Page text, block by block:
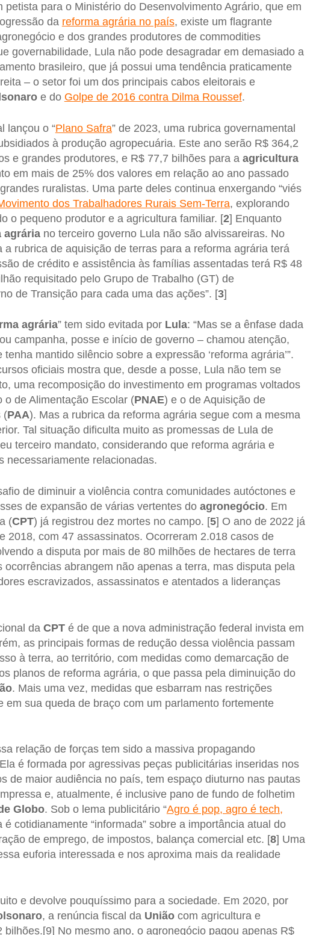
para o Ministério do Desenvolvimento Agrário, que em
da reforma agrária no país, existe um flagrante
e dos grandes produtores de commodities
governabilidade, Lula não pode desagradar em demasiado a
brasileiro, que já possui uma tendência praticamente
– o setor foi um dos principais cabos eleitorais e
e do Golpe de 2016 contra Dilma Roussef.
lançou o “Plano Safra” de 2023, uma rubrica governamental
à produção agropecuária. Este ano serão R$ 364,2
e grandes produtores, e R$ 77,7 bilhões para a agricultura
em mais de 25% dos valores em relação ao ano passado
ruralistas. Uma parte deles continua enxergando “viés
dos Trabalhadores Rurais Sem-Terra, explorando
o pequeno produtor e a agricultura familiar. [2] Enquanto
agráriano terceiro governo Lula não são alvissareiras. No
rubrica de aquisição de terras para a reforma agrária terá
de crédito e assistência às famílias assentadas terá R$ 48
requisitado pelo Grupo de Trabalho (GT) de
de Transição para cada uma das ações”. [3]
agrária” tem sido evitada por Lula: “Mas se a ênfase dada
campanha, posse e início de governo – chamou atenção,
mantido silêncio sobre a expressão ‘reforma agrária’”.
oficiais mostra que, desde a posse, Lula não tem se
uma recomposição do investimento em programas voltados
o de Alimentação Escolar (PNAE) e o de Aquisição de
(PAA). Mas a rubrica da reforma agrária segue com a mesma
Tal situação dificulta muito as promessas de Lula de
terceiro mandato, considerando que reforma agrária e
necessariamente relacionadas.
de diminuir a violência contra comunidades autóctones e
de expansão de várias vertentes do agronegócio. Em
(CPT) já registrou dez mortes no campo. [5] O ano de 2022 já
2018, com 47 assassinatos. Ocorreram 2.018 casos de
a disputa por mais de 80 milhões de hectares de terra
abrangem não apenas a terra, mas disputa pela
escravizados, assassinatos e atentados a lideranças
da CPTé de que a nova administração federal invista em
as principais formas de redução dessa violência passam
à terra, ao território, com medidas como demarcação de
planos de reforma agrária, o que passa pela diminuição do
. Mais uma vez, medidas que esbarram nas restrições
em sua queda de braço com um parlamento fortemente
relação de forças tem sido a massiva propagando
é formada por agressivas peças publicitárias inseridas nos
de maior audiência no país, tem espaço diuturno nas pautas
e, atualmente, é inclusive pano de fundo de folhetim
Globo. Sob o lema publicitário “Agro é pop, agro é tech,
é cotidianamente “informada” sobre a importância atual do
de emprego, de impostos, balança comercial etc. [8] Uma
euforia interessada e nos aproxima mais da realidade
e devolve pouquíssimo para a sociedade. Em 2020, por
, a renúncia fiscal da Uniãocom agricultura e
No mesmo ano, o agronegócio pagou apenas R$